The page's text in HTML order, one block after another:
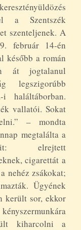
a Szentszék
szenteljenek. A
február 14-én
később a román
át jogtalanul
legszigorúbb
haláltáborban.
vallatói. Sokat
– mondta
megtalálta a
elrejtett
cigarettát a
nehéz zsákokat;
Ügyének
került sor, ekkor
kiharcolni a